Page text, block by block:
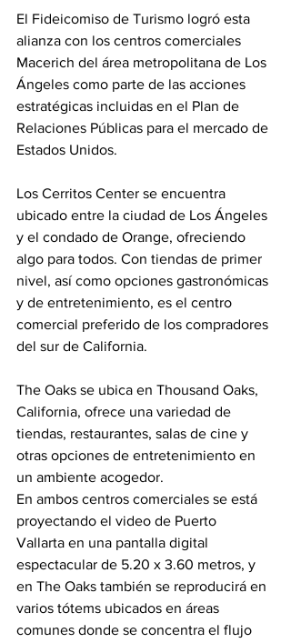
El Fideicomiso de Turismo logró esta
alianza con los centros comerciales
Macerich del área metropolitana de Los
Ángeles como parte de las acciones
estratégicas incluidas en el Plan de
Relaciones Públicas para el mercado de
Estados Unidos.
Los Cerritos Center se encuentra
ubicado entre la ciudad de Los Ángeles
y el condado de Orange, ofreciendo
algo para todos. Con tiendas de primer
nivel, así como opciones gastronómicas
y de entretenimiento, es el centro
comercial preferido de los compradores
del sur de California.
The Oaks se ubica en Thousand Oaks,
California, ofrece una variedad de
tiendas, restaurantes, salas de cine y
otras opciones de entretenimiento en
un ambiente acogedor.
En ambos centros comerciales se está
proyectando el video de Puerto
Vallarta en una pantalla digital
espectacular de 5.20 x 3.60 metros, y
en The Oaks también se reproducirá en
varios tótems ubicados en áreas
comunes donde se concentra el flujo